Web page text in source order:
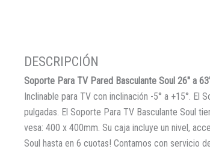
Soporte Para TV Pared Basculante Soul 26″ a
Inclinable para TV con inclinación -5° a +15°. El
pulgadas. El Soporte Para TV Basculante Soul
vesa: 400 x 400mm. Su caja incluye un nivel,
Soul hasta en 6 cuotas! Contamos con servicio